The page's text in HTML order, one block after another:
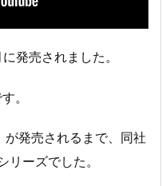
発売されました。
。
発売されるまで、同社
リーズでした。